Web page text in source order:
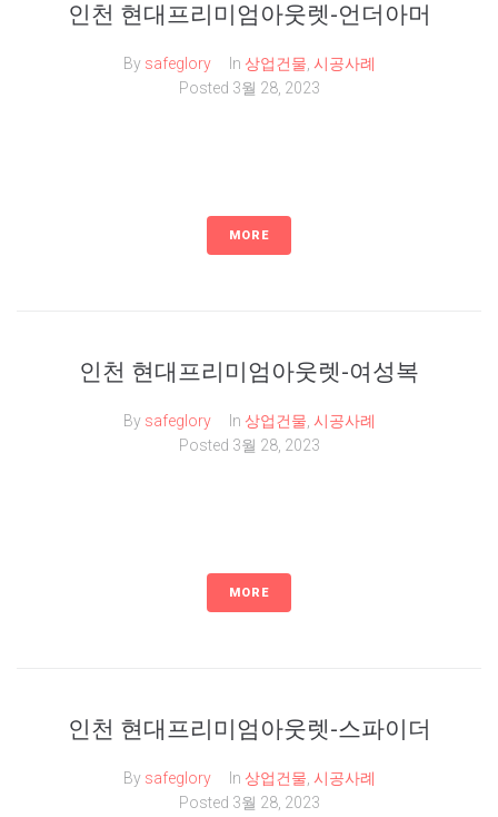
인천 현대프리미엄아웃렛-언더아머
By safeglory In 상업건물 시공사례
Posted 3월 28, 2023
MORE
인천 현대프리미엄아웃렛-여성복
By safeglory In 상업건물 시공사례
Posted 3월 28, 2023
MORE
인천 현대프리미엄아웃렛-스파이더
By safeglory In 상업건물 시공사례
Posted 3월 28, 2023